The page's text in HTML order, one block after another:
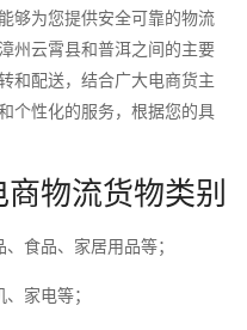
够为您提供安全可靠的物流
州云霄县和普洱之间的主要
和配送，结合广大电商货主
个性化的服务，根据您的具
物流货物类别
食品、家居用品等；
家电等；